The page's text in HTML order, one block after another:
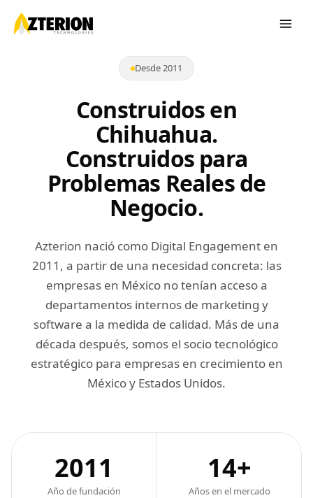
Desde 2011
Construidos en
Chihuahua.
Construidos para
Problemas Reales de
Negocio.
Azterion nació como Digital Engagement en
2011, a partir de una necesidad concreta: las
empresas en México no tenían acceso a
departamentos internos de marketing y
software a la medida de calidad. Más de una
década después, somos el socio tecnológico
estratégico para empresas en crecimiento en
México y Estados Unidos.
2011
Año de fundación
14+
Años en el mercado